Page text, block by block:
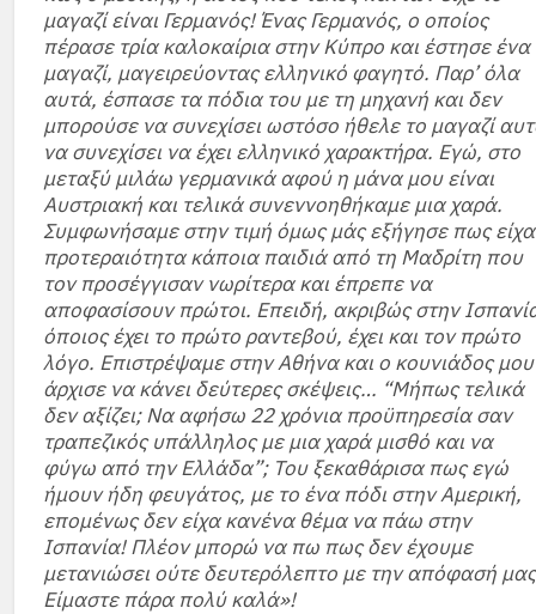
μαγαζί είναι Γερμανός! Ένας Γερμανός, ο οποίος
πέρασε τρία καλοκαίρια στην Κύπρο και έστησε ένα
μαγαζί, μαγειρεύοντας ελληνικό φαγητό. Παρ’ όλα
αυτά, έσπασε τα πόδια του με τη μηχανή και δεν
μπορούσε να συνεχίσει ωστόσο ήθελε το μαγαζί
να συνεχίσει να έχει ελληνικό χαρακτήρα. Εγώ, στο
μεταξύ μιλάω γερμανικά αφού η μάνα μου είναι
Αυστριακή και τελικά συνεννοηθήκαμε μια χαρά.
Συμφωνήσαμε στην τιμή όμως μάς εξήγησε πως
προτεραιότητα κάποια παιδιά από τη Μαδρίτη που
τον προσέγγισαν νωρίτερα και έπρεπε να
αποφασίσουν πρώτοι. Επειδή, ακριβώς στην
όποιος έχει το πρώτο ραντεβού, έχει και τον πρώτο
λόγο. Επιστρέψαμε στην Αθήνα και ο κουνιάδος μου
άρχισε να κάνει δεύτερες σκέψεις… “Μήπως τελικά
δεν αξίζει; Να αφήσω 22 χρόνια προϋπηρεσία σαν
τραπεζικός υπάλληλος με μια χαρά μισθό και να
φύγω από την Ελλάδα”; Του ξεκαθάρισα πως εγώ
ήμουν ήδη φευγάτος, με το ένα πόδι στην Αμερική,
επομένως δεν είχα κανένα θέμα να πάω στην
Ισπανία! Πλέον μπορώ να πω πως δεν έχουμε
μετανιώσει ούτε δευτερόλεπτο με την απόφασή
Είμαστε πάρα πολύ καλά»!